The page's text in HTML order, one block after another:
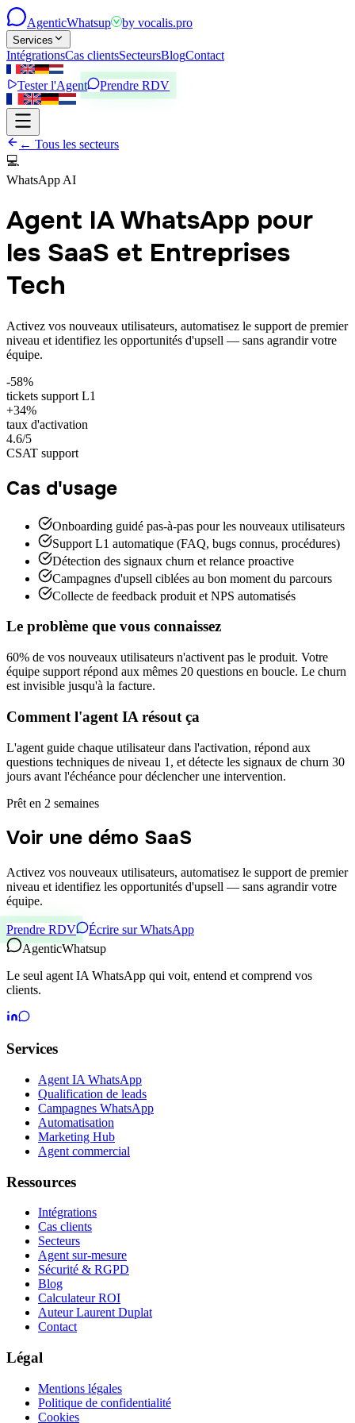
AgenticWhatsup by vocalis.pro
Services
IntégrationsCas clientsSecteursBlogContact
Tester l'Agent Prendre RDV
← Tous les secteurs
💻
WhatsApp AI
Agent IA WhatsApp pour
les SaaS et Entreprises
Tech
Activez vos nouveaux utilisateurs, automatisez le support de premier
niveau et identifiez les opportunités d'upsell — sans agrandir votre
équipe.
-58%
tickets support L1
+34%
taux d'activation
4.6/5
CSAT support
Cas d'usage
Onboarding guidé pas-à-pas pour les nouveaux utilisateurs
Support L1 automatique (FAQ, bugs connus, procédures)
Détection des signaux churn et relance proactive
Campagnes d'upsell ciblées au bon moment du parcours
Collecte de feedback produit et NPS automatisés
Le problème que vous connaissez
60% de vos nouveaux utilisateurs n'activent pas le produit. Votre
équipe support répond aux mêmes 20 questions en boucle. Le churn
est invisible jusqu'à la facture.
Comment l'agent IA résout ça
L'agent guide chaque utilisateur dans l'activation, répond aux
questions techniques de niveau 1, et détecte les signaux de churn 30
jours avant l'échéance pour déclencher une intervention.
Prêt en 2 semaines
Voir une démo SaaS
Activez vos nouveaux utilisateurs, automatisez le support de premier
niveau et identifiez les opportunités d'upsell — sans agrandir votre
équipe.
Prendre RDV
Écrire sur WhatsApp
AgenticWhatsup
Le seul agent IA WhatsApp qui voit, entend et comprend vos
clients.
Services
Agent IA WhatsApp
Qualification de leads
Campagnes WhatsApp
Automatisation
Marketing Hub
Agent commercial
Ressources
Intégrations
Cas clients
Secteurs
Agent sur-mesure
Sécurité & RGPD
Blog
Calculateur ROI
Auteur Laurent Duplat
Contact
Légal
Mentions légales
Politique de confidentialité
Cookies